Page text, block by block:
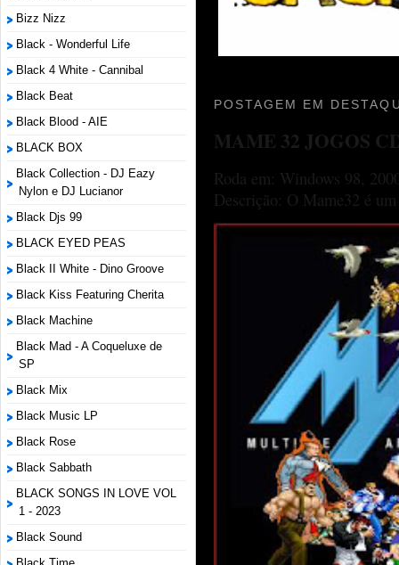
Bizz Nizz
Black - Wonderful Life
Black 4 White - Cannibal
Black Beat
Black Blood - AIE
BLACK BOX
Black Collection - DJ Eazy
Nylon e DJ Lucianor
Black Djs 99
BLACK EYED PEAS
Black II White - Dino Groove
Black Kiss Featuring Cherita
Black Machine
Black Mad - A Coqueluxe de
SP
Black Mix
Black Music LP
Black Rose
Black Sabbath
BLACK SONGS IN LOVE VOL
1 - 2023
Black Sound
POSTAGEM EM
MAME 32 JOGOS
Roda em: Windows 98,
Descrição: O Mame32 é